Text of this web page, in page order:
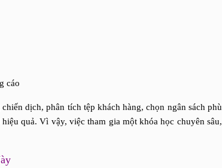
cáo
dịch, phân tích tệp khách hàng, chọn ngân sách phù
quả. Vì vậy, việc tham gia một khóa học chuyên sâu,